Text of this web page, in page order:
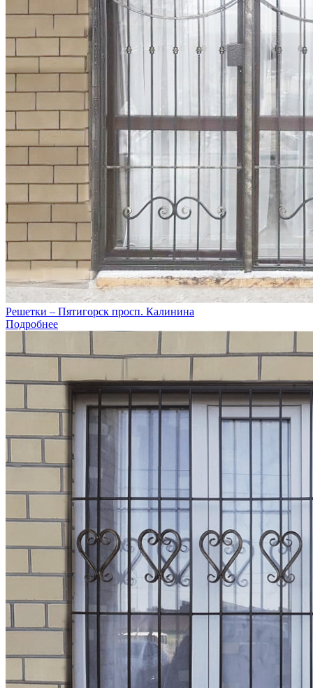
Решетки – Пятигорск просп. Калинина
Подробнее